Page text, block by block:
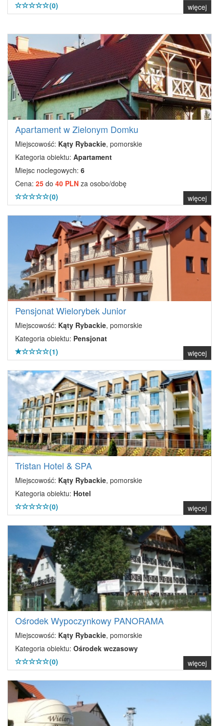
(0)
więcej
Apartament w Zielonym Domku
Miejscowość: Kąty Rybackie, pomorskie
Kategoria obiektu: Apartament
Miejsc noclegowych: 6
Cena: 25 do 40 PLN za osobo/dobę
(0)
więcej
Pensjonat Wielorybek Junior
Miejscowość: Kąty Rybackie, pomorskie
Kategoria obiektu: Pensjonat
(1)
więcej
Tristan Hotel & SPA
Miejscowość: Kąty Rybackie, pomorskie
Kategoria obiektu: Hotel
(0)
więcej
Ośrodek Wypoczynkowy PANORAMA
Miejscowość: Kąty Rybackie, pomorskie
Kategoria obiektu: Ośrodek wczasowy
(0)
więcej